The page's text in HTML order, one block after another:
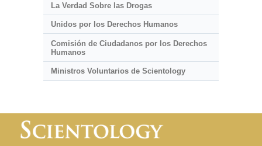
La Verdad Sobre las Drogas
Unidos por los Derechos Humanos
Comisión de Ciudadanos por los Derechos
Humanos
Ministros Voluntarios de Scientology